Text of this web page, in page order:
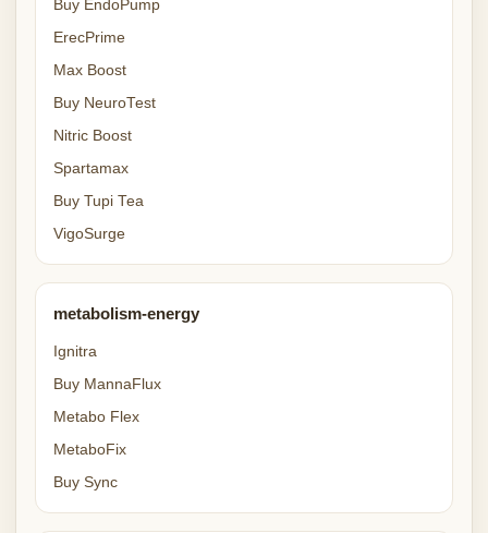
Buy EndoPump
ErecPrime
Max Boost
Buy NeuroTest
Nitric Boost
Spartamax
Buy Tupi Tea
VigoSurge
metabolism-energy
Ignitra
Buy MannaFlux
Metabo Flex
MetaboFix
Buy Sync